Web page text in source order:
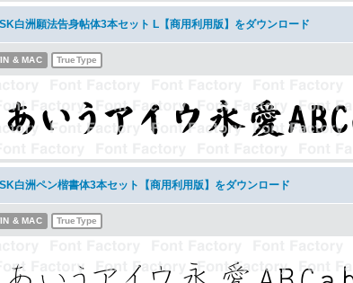
白洲願法告身帖体3本セット L【商用利用版】をダウンロード
& MAC TrueType
白洲ペン楷書体3本セット【商用利用版】をダウンロード
& MAC TrueType